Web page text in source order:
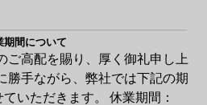
期間について
ご高配を賜り、厚く御礼申し上
勝手ながら、弊社では下記の期
いただきます。 休業期間：